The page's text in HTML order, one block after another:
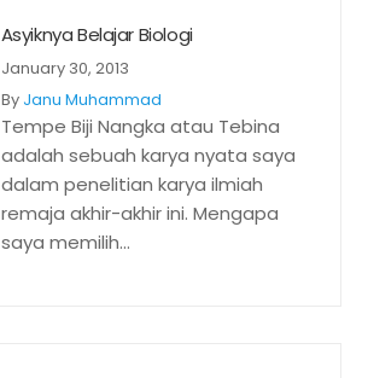
Asyiknya Belajar Biologi
January 30, 2013
By Janu Muhammad
Tempe Biji Nangka atau Tebina
adalah sebuah karya nyata saya
dalam penelitian karya ilmiah
remaja akhir-akhir ini. Mengapa
saya memilih...